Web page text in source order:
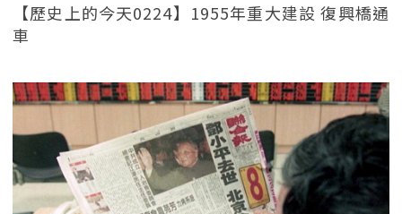
【歷史上的今天0224】1955年重大建設 復興橋通
車